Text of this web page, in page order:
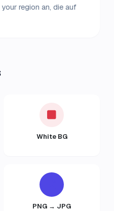
region an, die auf
White BG
PNG → JPG